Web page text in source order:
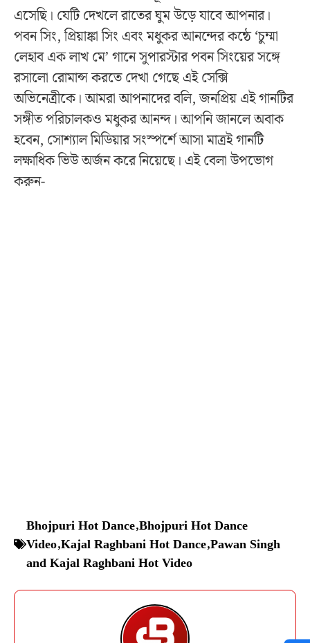
এসেছি। যেটি দেখলে রাতের ঘুম উড়ে যাবে আপনার।
পবন সিং, প্রিয়াঙ্কা সিং এবং মধুকর আনন্দের কন্ঠে ‘চুম্মা
লেহাব এক লাখ মে’ গানে সুপারস্টার পবন সিংয়ের সঙ্গে
রসালো রোমান্স করতে দেখা গেছে এই সেক্সি
অভিনেত্রীকে। আমরা আপনাদের বলি, জনপ্রিয় এই গানটির
সঙ্গীত পরিচালকও মধুকর আনন্দ। আপনি জানলে অবাক
হবেন, সোশ্যাল মিডিয়ার সংস্পর্শে আসা মাত্রই গানটি
লক্ষাধিক ভিউ অর্জন করে নিয়েছে। এই বেলা উপভোগ
করুন-
Bhojpuri Hot Dance,Bhojpuri Hot Dance
Video,Kajal Raghbani Hot Dance,Pawan Singh
and Kajal Raghbani Hot Video